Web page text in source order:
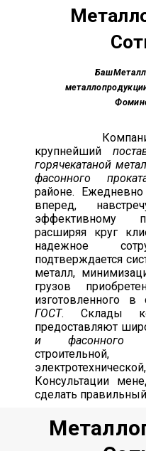
крупнейший
горячекатаной
фасонного
районе. Ежедневно
вперед,
эффективному
расширяя круг
надежное
подтверждается
металл,
грузов
изготовленного в
ГОСТ. Склады
предоставляют
и фасонного
строительной,
Консультации
сделать